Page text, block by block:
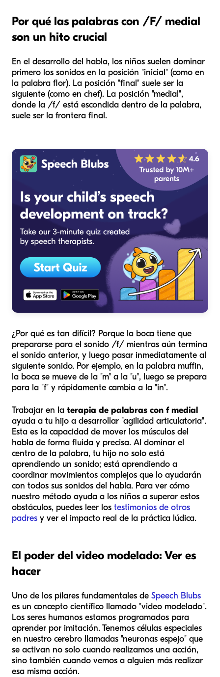
Por qué las palabras con /F/ medial
son un hito crucial
En el desarrollo del habla, los niños suelen dominar
primero los sonidos en la posición "inicial" (como en
la palabra flor). La posición "final" suele ser la
siguiente (como en chef). La posición "medial",
donde la /f/ está escondida dentro de la palabra,
suele ser la frontera final.
¿Por qué es tan difícil? Porque la boca tiene que
prepararse para el sonido /f/ mientras aún termina
el sonido anterior, y luego pasar inmediatamente al
siguiente sonido. Por ejemplo, en la palabra muffin,
la boca se mueve de la "m" a la "u", luego se prepara
para la "f" y rápidamente cambia a la "in".
Trabajar en la terapia de palabras con f medial
ayuda a tu hijo a desarrollar "agilidad articulatoria".
Esta es la capacidad de mover los músculos del
habla de forma fluida y precisa. Al dominar el
centro de la palabra, tu hijo no solo está
aprendiendo un sonido; está aprendiendo a
coordinar movimientos complejos que lo ayudarán
con todos sus sonidos del habla. Para ver cómo
nuestro método ayuda a los niños a superar estos
obstáculos, puedes leer los testimonios de otros
padres y ver el impacto real de la práctica lúdica.
El poder del video modelado: Ver es
hacer
Uno de los pilares fundamentales de Speech Blubs
es un concepto científico llamado "video modelado".
Los seres humanos estamos programados para
aprender por imitación. Tenemos células especiales
en nuestro cerebro llamadas "neuronas espejo" que
se activan no solo cuando realizamos una acción,
sino también cuando vemos a alguien más realizar
esa misma acción.